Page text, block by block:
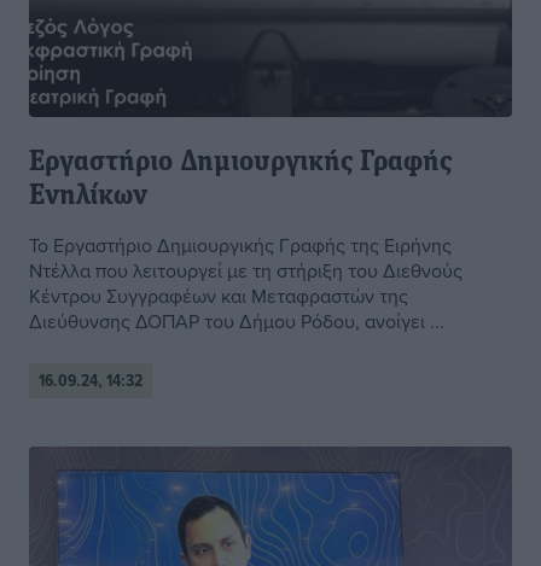
Εργαστήριο Δημιουργικής Γραφής
Ενηλίκων
Το Εργαστήριο Δημιουργικής Γραφής της Ειρήνης
Ντέλλα που λειτουργεί με τη στήριξη του Διεθνούς
Κέντρου Συγγραφέων και Μεταφραστών της
Διεύθυνσης ΔΟΠΑΡ του Δήμου Ρόδου, ανοίγει ...
16.09.24, 14:32